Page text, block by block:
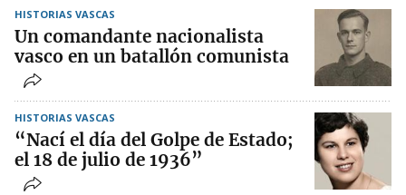
HISTORIAS VASCAS
Un comandante nacionalista
vasco en un batallón comunista
HISTORIAS VASCAS
“Nací el día del Golpe de Estado;
el 18 de julio de 1936”